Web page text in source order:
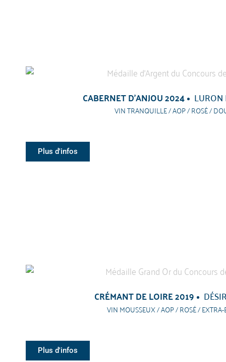
CABERNET D'ANJOU 2024 LURON
VIN TRANQUILLE / AOP / ROSÉ /
Plus d'infos
CRÉMANT DE LOIRE 2019
VIN MOUSSEUX / AOP / ROSÉ /
Plus d'infos